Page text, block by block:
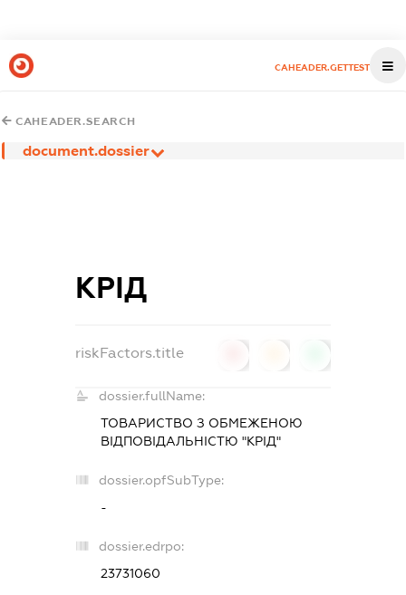
CAHEADER.GETTEST
CAHEADER.SEARCH
document.dossier
КРІД
riskFactors.title
dossier.fullName:
ТОВАРИСТВО З ОБМЕЖЕНОЮ
ВІДПОВІДАЛЬНІСТЮ "КРІД"
dossier.opfSubType:
-
dossier.edrpo:
23731060